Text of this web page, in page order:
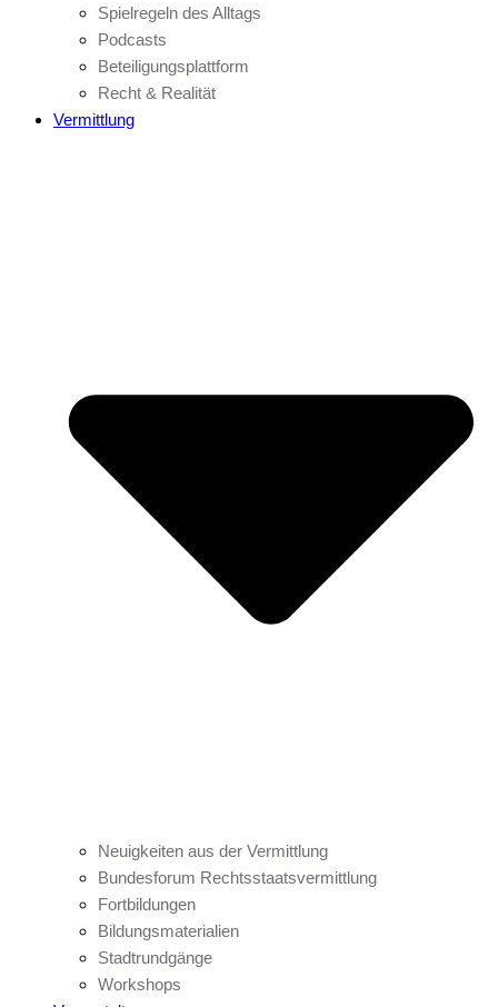
Spielregeln des Alltags
Podcasts
Beteiligungsplattform
Recht & Realität
Vermittlung
Neuigkeiten aus der Vermittlung
Bundesforum Rechtsstaatsvermittlung
Fortbildungen
Bildungsmaterialien
Stadtrundgänge
Workshops